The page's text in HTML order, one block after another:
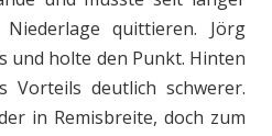
quittieren. Jörg
und holte den Punkt. Hinten
Vorteils deutlich schwerer.
in Remisbreite, doch zum